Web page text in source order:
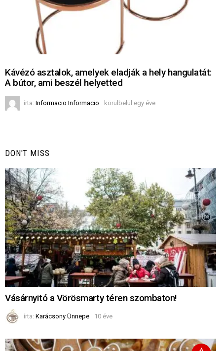
Kávézó asztalok, amelyek eladják a hely hangulatát:
A bútor, ami beszél helyetted
írta: Informacio Informacio körülbelül egy éve
DON'T MISS
Vásárnyitó a Vörösmarty téren szombaton!
írta: Karácsony Ünnepe 10 éve